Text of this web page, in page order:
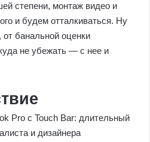
степени, монтаж видео и
и будем отталкиваться. Ну
банальной оценки
не убежать — с нее и